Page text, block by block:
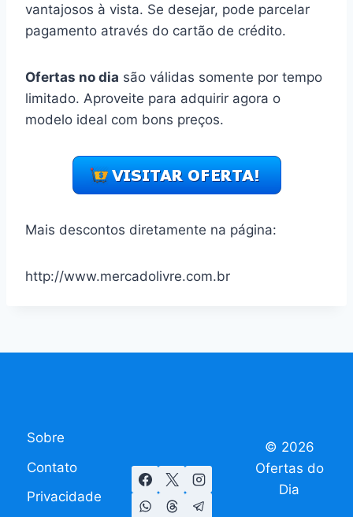
vantajosos à vista. Se desejar, pode parcelar
pagamento através do cartão de crédito.
Ofertas no dia são válidas somente por tempo
limitado. Aproveite para adquirir agora o
modelo ideal com bons preços.
Mais descontos diretamente na página:
http://www.mercadolivre.com.br
Sobre
Contato
Privacidade
© 2026
Ofertas do
Dia